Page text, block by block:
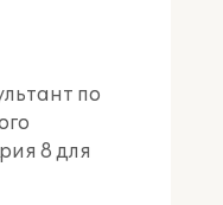
по
8 для